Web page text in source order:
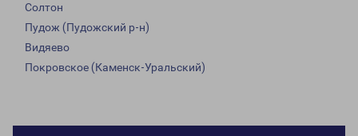
Солтон
Пудож (Пудожский р-н)
Видяево
Покровское (Каменск-Уральский)